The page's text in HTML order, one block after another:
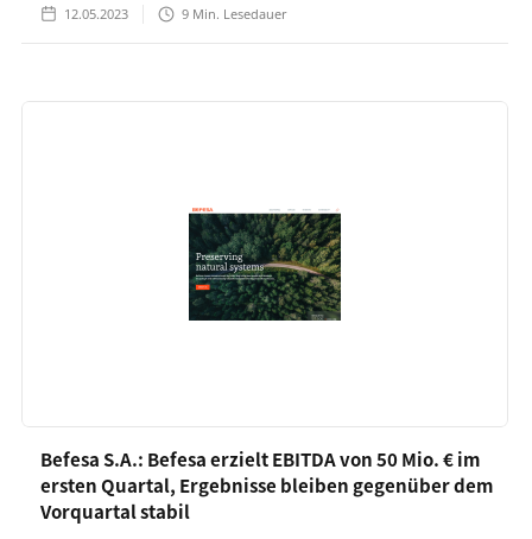
12.05.2023 9 Min. Lesedauer
Befesa S.A.: Befesa erzielt EBITDA von 50 Mio. € im
ersten Quartal, Ergebnisse bleiben gegenüber dem
Vorquartal stabil